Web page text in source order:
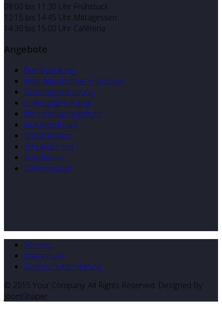
08:00 bis 11:30 Uhr Frühstück
12:15 bis 14:45 Uhr Mittagessen
14.30 bis 15.00 Uhr Caféteria
Angebote
Buchhandlung
Freie Musikschule Hannover
Ganztagsbetreuung
Halbtagsbetreuung
Nachmittagsangebote
Naturwerkstatt
Schülerladen
Schulbücherei
Schulküche
Schwimmbad
Sitemap
Impressum
Datenschutzerklärung
© 2015 Your Company. All Rights Reserved. Designed By
JoomShaper